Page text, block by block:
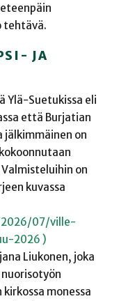
tehtävä.
JA
Ylä-Suetukissa eli
että Burjatian
jälkimmäinen on
on
kuvassa
07/ville-
2026 )
Liukonen, joka
monessa